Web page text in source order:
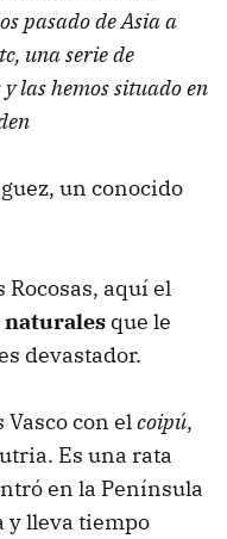
pasado de Asia a
una serie de
las hemos situado en
un conocido
aquí el
naturales que le
devastador.
con elcoipú,
Es una rata
en la Península
y lleva tiempo